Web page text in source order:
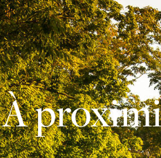
À